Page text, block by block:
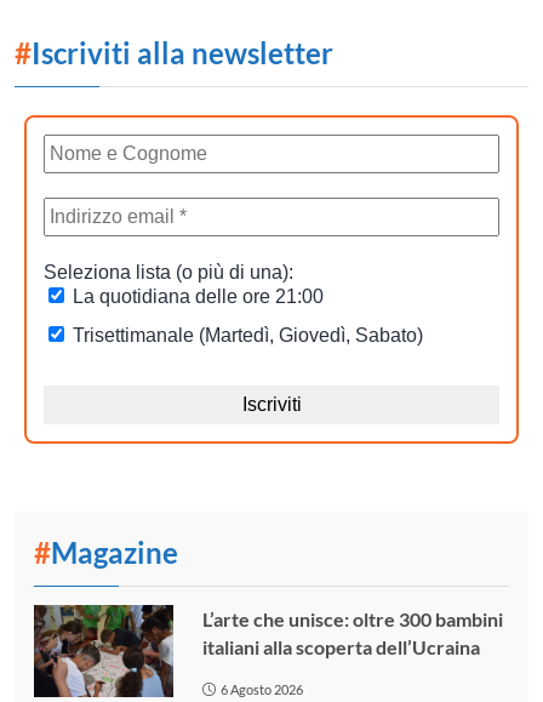
#Iscriviti alla newsletter
#Magazine
L’arte che unisce: oltre 300 bambini
italiani alla scoperta dell’Ucraina
6 Agosto 2026